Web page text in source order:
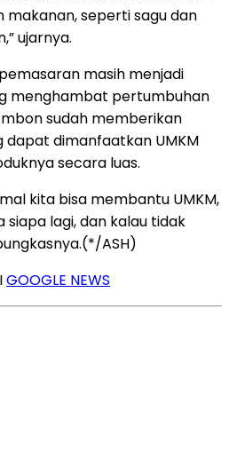
makanan, seperti sagu dan
ujarnya.
masih menjadi
menghambat pertumbuhan
sudah memberikan
dimanfaatkan UMKM
secara luas.
kita bisa membantu UMKM,
lagi, dan kalau tidak
ASH)
GOOGLE NEWS